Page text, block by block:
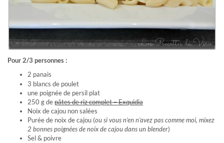
Pour 2/3 personnes :
2 panais
3 blancs de poulet
une poignée de persil plat
250 g depâtes de riz complet – Exquidia
Noix de cajou non salées
Purée de noix de cajou (ou si vous n’en n’avez pas comme moi, mixez
2 bonnes poignées de noix de cajou dans un blender)
Sel & poivre